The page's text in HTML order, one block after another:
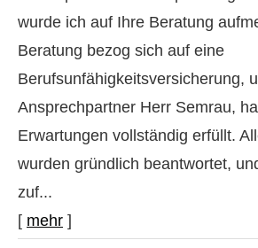
wurde ich auf Ihre Beratung
Beratung bezog sich auf eine
Berufsunfähigkeitsversicherung,
Ansprechpartner Herr Semrau,
Erwartungen vollständig erfüllt.
wurden gründlich beantwortet,
zuf...
[ mehr ]